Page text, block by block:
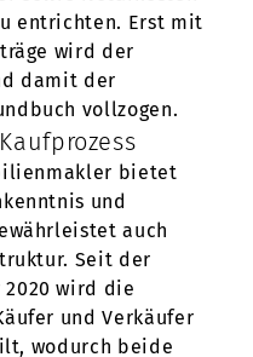
entrichten. Erst mit
wird der
damit der
vollzogen.
bietet
und
auch
Seit der
2020 wird die
und Verkäufer
wodurch beide